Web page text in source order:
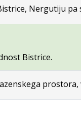
Nergutiju
Bistrice.